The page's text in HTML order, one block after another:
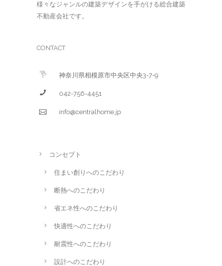
様々なジャンルの建築デザインを手がける総合建築
不動産会社です。
CONTACT
神奈川県相模原市中央区中央3-7-9
042-756-4451
info@centralhome.jp
コンセプト
住まい創りへのこだわり
断熱へのこだわり
省エネ性へのこだわり
快適性へのこだわり
耐震性へのこだわり
設計へのこだわり